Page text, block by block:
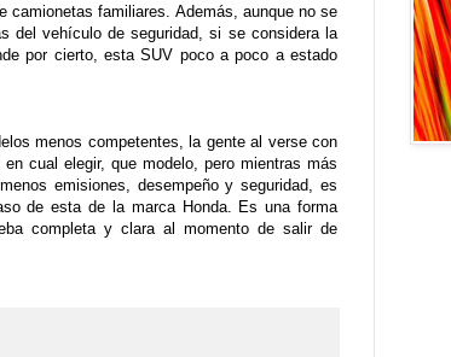
camionetas familiares. Además, aunque no se
del vehículo de seguridad, si se considera la
por cierto, esta SUV poco a poco a estado
menos competentes, la gente al verse con
cual elegir, que modelo, pero mientras más
emisiones, desempeño y seguridad, es
de esta de la marca Honda. Es una forma
completa y clara al momento de salir de